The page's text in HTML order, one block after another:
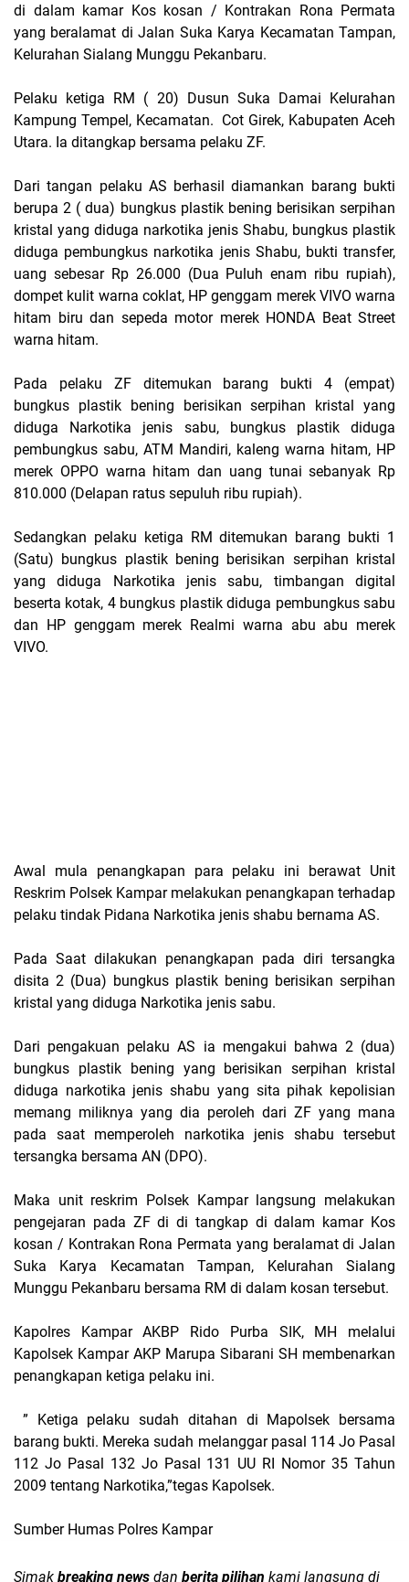
di dalam kamar Kos kosan / Kontrakan Rona Permata
yang beralamat di Jalan Suka Karya Kecamatan Tampan,
Kelurahan Sialang Munggu Pekanbaru.
Pelaku ketiga RM ( 20) Dusun Suka Damai Kelurahan
Kampung Tempel, Kecamatan. Cot Girek, Kabupaten Aceh
Utara. Ia ditangkap bersama pelaku ZF.
Dari tangan pelaku AS berhasil diamankan barang bukti
berupa 2 ( dua) bungkus plastik bening berisikan serpihan
kristal yang diduga narkotika jenis Shabu, bungkus plastik
diduga pembungkus narkotika jenis Shabu, bukti transfer,
uang sebesar Rp 26.000 (Dua Puluh enam ribu rupiah),
dompet kulit warna coklat, HP genggam merek VIVO warna
hitam biru dan sepeda motor merek HONDA Beat Street
warna hitam.
Pada pelaku ZF ditemukan barang bukti 4 (empat)
bungkus plastik bening berisikan serpihan kristal yang
diduga Narkotika jenis sabu, bungkus plastik diduga
pembungkus sabu, ATM Mandiri, kaleng warna hitam, HP
merek OPPO warna hitam dan uang tunai sebanyak Rp
810.000 (Delapan ratus sepuluh ribu rupiah).
Sedangkan pelaku ketiga RM ditemukan barang bukti 1
(Satu) bungkus plastik bening berisikan serpihan kristal
yang diduga Narkotika jenis sabu, timbangan digital
beserta kotak, 4 bungkus plastik diduga pembungkus sabu
dan HP genggam merek Realmi warna abu abu merek
VIVO.
Awal mula penangkapan para pelaku ini berawat Unit
Reskrim Polsek Kampar melakukan penangkapan terhadap
pelaku tindak Pidana Narkotika jenis shabu bernama AS.
Pada Saat dilakukan penangkapan pada diri tersangka
disita 2 (Dua) bungkus plastik bening berisikan serpihan
kristal yang diduga Narkotika jenis sabu.
Dari pengakuan pelaku AS ia mengakui bahwa 2 (dua)
bungkus plastik bening yang berisikan serpihan kristal
diduga narkotika jenis shabu yang sita pihak kepolisian
memang miliknya yang dia peroleh dari ZF yang mana
pada saat memperoleh narkotika jenis shabu tersebut
tersangka bersama AN (DPO).
Maka unit reskrim Polsek Kampar langsung melakukan
pengejaran pada ZF di di tangkap di dalam kamar Kos
kosan / Kontrakan Rona Permata yang beralamat di Jalan
Suka Karya Kecamatan Tampan, Kelurahan Sialang
Munggu Pekanbaru bersama RM di dalam kosan tersebut.
Kapolres Kampar AKBP Rido Purba SIK, MH melalui
Kapolsek Kampar AKP Marupa Sibarani SH membenarkan
penangkapan ketiga pelaku ini.
” Ketiga pelaku sudah ditahan di Mapolsek bersama
barang bukti. Mereka sudah melanggar pasal 114 Jo Pasal
112 Jo Pasal 132 Jo Pasal 131 UU RI Nomor 35 Tahun
2009 tentang Narkotika,”tegas Kapolsek.
Sumber Humas Polres Kampar
Simak breaking news dan berita pilihan kami langsung di